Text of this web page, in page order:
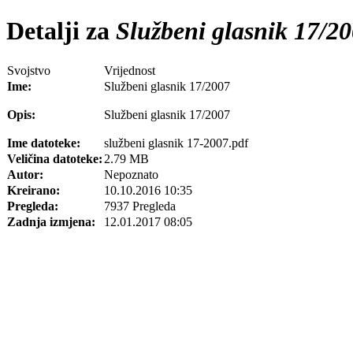
Detalji za Službeni glasnik 17/
Svojstvo
Vrijednost
Ime:
Službeni glasnik 17/2007
Opis: Službeni glasnik 17/2007
Ime datoteke:
službeni glasnik 17-2007.pdf
Veličina datoteke: 2.79 MB
Autor:
Nepoznato
Kreirano:
10.10.2016 10:35
Pregleda:
7937 Pregleda
Zadnja izmjena:
12.01.2017 08:05